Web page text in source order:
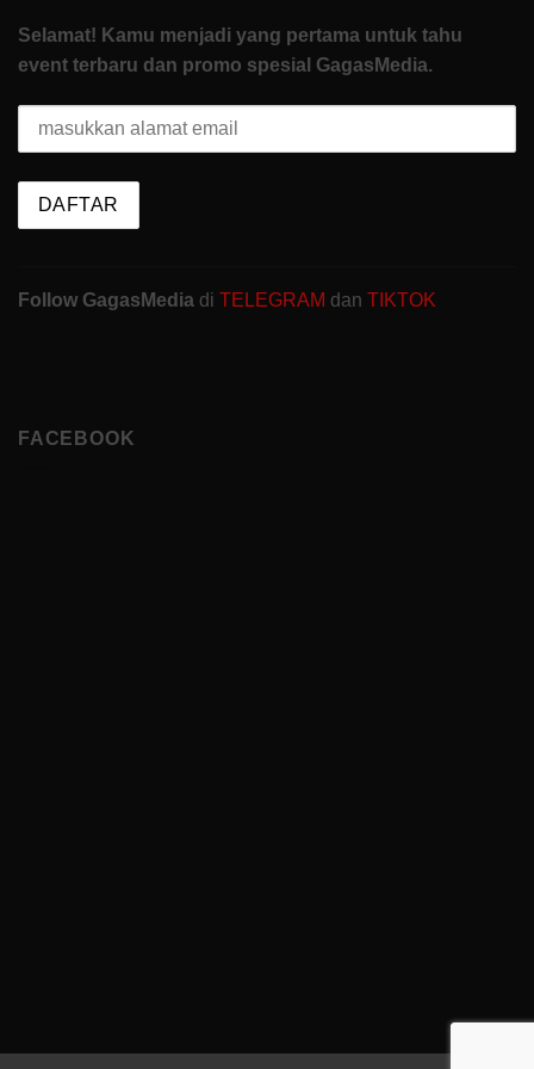
Selamat! Kamu menjadi yang pertama untuk tahu
event terbaru dan promo spesial GagasMedia.
Follow GagasMedia di TELEGRAM dan TIKTOK
FACEBOOK